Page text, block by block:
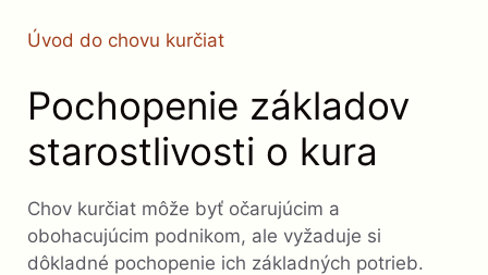
Úvod do chovu kurčiat
Pochopenie základov
starostlivosti o kura
Chov kurčiat môže byť očarujúcim a
obohacujúcim podnikom, ale vyžaduje si
dôkladné pochopenie ich základných potrieb.